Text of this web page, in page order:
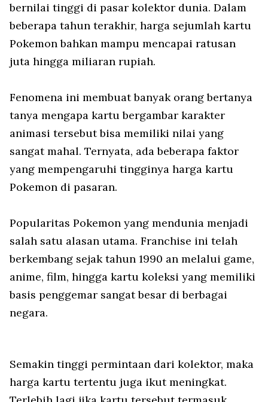
bernilai tinggi di pasar kolektor dunia. Dalam
beberapa tahun terakhir, harga sejumlah kartu
Pokemon bahkan mampu mencapai ratusan
juta hingga miliaran rupiah.
Fenomena ini membuat banyak orang bertanya
tanya mengapa kartu bergambar karakter
animasi tersebut bisa memiliki nilai yang
sangat mahal. Ternyata, ada beberapa faktor
yang mempengaruhi tingginya harga kartu
Pokemon di pasaran.
Popularitas Pokemon yang mendunia menjadi
salah satu alasan utama. Franchise ini telah
berkembang sejak tahun 1990 an melalui game,
anime, film, hingga kartu koleksi yang memiliki
basis penggemar sangat besar di berbagai
negara.
Semakin tinggi permintaan dari kolektor, maka
harga kartu tertentu juga ikut meningkat.